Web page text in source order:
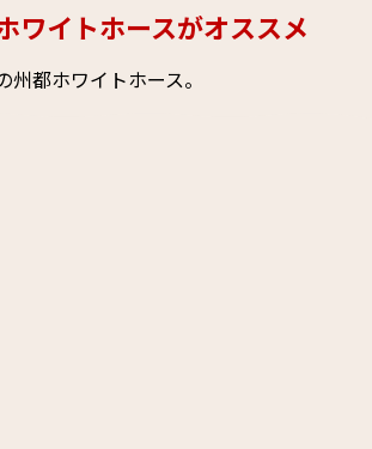
ワイトホースがオススメ
都ホワイトホース。